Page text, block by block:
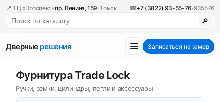
📍 ТЦ «Проспект»,пр. Ленина, 159, Томск ☎+7 (3822) 93-55-76· 935576
🔎
Дверные решения Записаться на замер
Фурнитура Trade Lock
Ручки, замки, цилиндры, петли и аксессуары